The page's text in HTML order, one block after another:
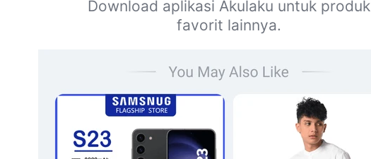
Download aplikasi Akulaku untuk produk
favorit lainnya.